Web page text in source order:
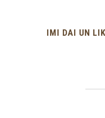
IMI DAI UN